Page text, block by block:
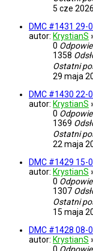
5 cze
DMC #1431 29-
autor: KrystianS
0
1358
Ostatni
29 maja
DMC #1430 22-
autor: KrystianS
0
1369
Ostatni
22 maja
DMC #1429 15-
autor: KrystianS
0
1307
Ostatni
15 maja
DMC #1428 08-
autor: KrystianS